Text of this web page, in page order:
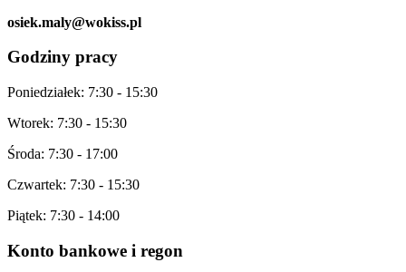
osiek.maly@wokiss.pl
Godziny pracy
Poniedziałek: 7:30 - 15:30
Wtorek: 7:30 - 15:30
Środa: 7:30 - 17:00
Czwartek: 7:30 - 15:30
Piątek: 7:30 - 14:00
Konto bankowe i regon